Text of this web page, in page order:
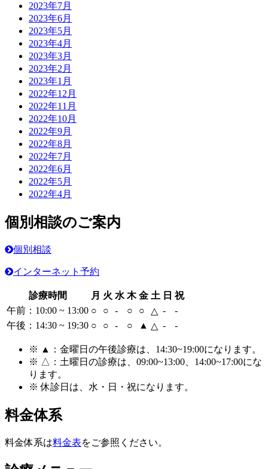
2023年7月
2023年6月
2023年5月
2023年4月
2023年3月
2023年2月
2023年1月
2022年12月
2022年11月
2022年10月
2022年9月
2022年8月
2022年7月
2022年6月
2022年5月
2022年4月
個別相談のご案内
個別相談
インターネット予約
診療時間 月 火 水 木 金 土 日 祝
午前：10:00 ~ 13:00 ○ ○ - ○ ○ △ -
-
午後：14:30 ~ 19:30 ○ ○ - ○ ▲ △ - -
※ ▲：金曜日の午後診療は、14:30~19:00になります。
※ △：土曜日の診療は、09:00~13:00、14:00~17:00にな
ります。
※ 休診日は、水・日・祝になります。
料金体系
料金体系は料金表をご参照ください。